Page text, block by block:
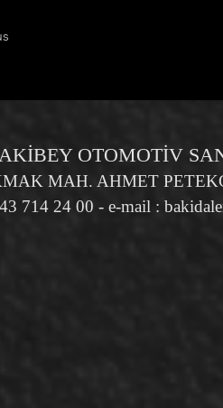
OTOMOTİV
MAH. AHMET
714 24 00 - e-mail :